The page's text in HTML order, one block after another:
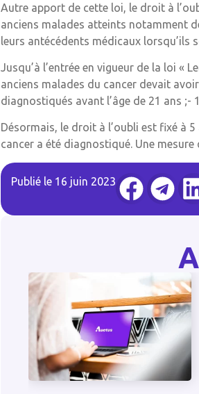
Autre apport de cette loi, le droit à
anciens malades atteints notamment
leurs antécédents médicaux lorsqu’ils
Jusqu’à l’entrée en vigueur de la loi «
anciens malades du cancer devait
diagnostiqués avant l’âge de 21 ans ;-
Désormais, le droit à l’oubli est fixé à
cancer a été diagnostiqué. Une
Publié le 16 juin 2023